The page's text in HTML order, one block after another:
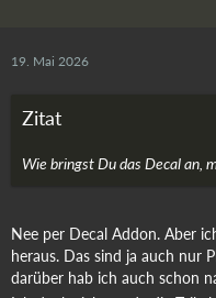
19. Mai 2026
Zitat
Wie bringst Du das Decal an,
Nee per Decal Addon. Aber
heraus. Das sind ja auch nur
darüber hab ich auch schon